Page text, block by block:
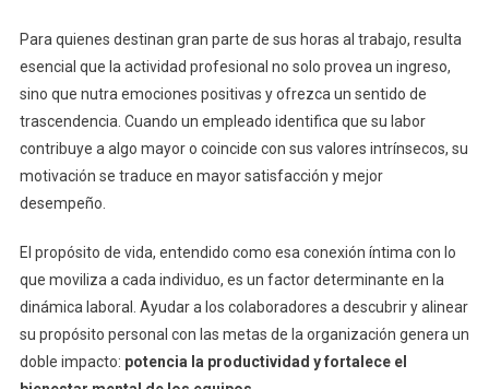
Para quienes destinan gran parte de sus horas al trabajo, resulta
esencial que la actividad profesional no solo provea un ingreso,
sino que nutra emociones positivas y ofrezca un sentido de
trascendencia. Cuando un empleado identifica que su labor
contribuye a algo mayor o coincide con sus valores intrínsecos, su
motivación se traduce en mayor satisfacción y mejor
desempeño.
El propósito de vida, entendido como esa conexión íntima con lo
que moviliza a cada individuo, es un factor determinante en la
dinámica laboral. Ayudar a los colaboradores a descubrir y alinear
su propósito personal con las metas de la organización genera un
doble impacto: potencia la productividad y fortalece el